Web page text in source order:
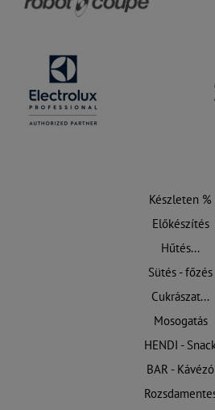
Készleten %
Előkészítés
Hűtés...
Sütés - főzés
Cukrászat...
Mosogatás
HENDI -
BAR - Kávézó